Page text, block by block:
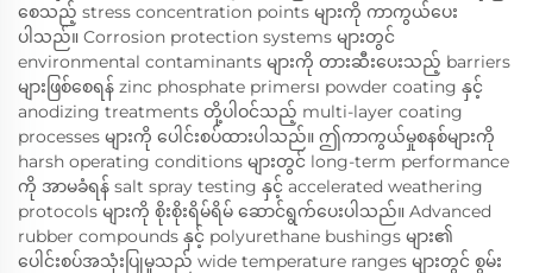
စေသည့် stress concentration points များကို ကာကွယ်ပေး
ပါသည်။ Corrosion protection systems များတွင်
environmental contaminants များကို တားဆီးပေးသည့် barriers
များဖြစ်စေရန် zinc phosphate primers၊ powder coating နှင့်
anodizing treatments တို့ပါဝင်သည့် multi-layer coating
processes များကို ပေါင်းစပ်ထားပါသည်။ ဤကာကွယ်မှုစနစ်များကို
harsh operating conditions များတွင် long-term performance
ကို အာမခံရန် salt spray testing နှင့် accelerated weathering
protocols များကို စိုးစိုးရိမ်ရိမ် ဆောင်ရွက်ပေးပါသည်။ Advanced
rubber compounds နှင့် polyurethane bushings များ၏
ပေါင်းစပ်အသုံးပြုမှုသည် wide temperature ranges များတွင် စွမ်း